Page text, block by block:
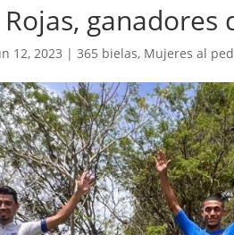
12, 2023 |365 bielas, Mujeres al